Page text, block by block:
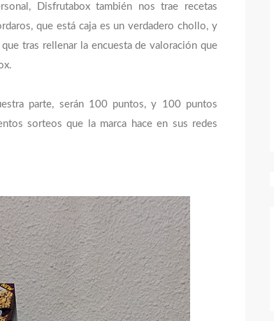
Disfrutabox también nos trae recetas
que está caja es un verdadero chollo, y
tras rellenar la encuesta de valoración que
parte, serán 100 puntos, y 100 puntos
sorteos que la marca hace en sus redes